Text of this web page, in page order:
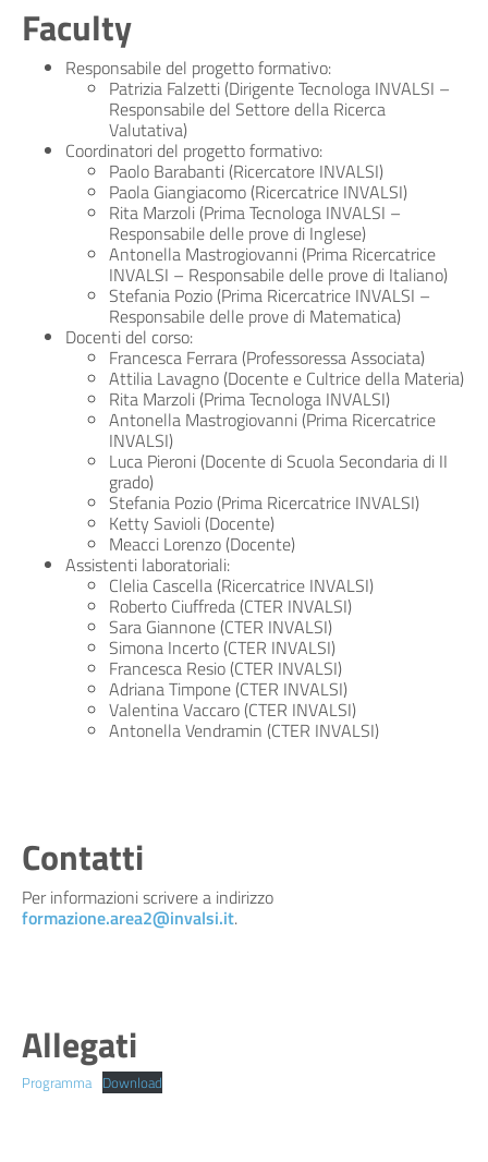
Faculty
Responsabile del progetto formativo:
Patrizia Falzetti (Dirigente Tecnologa INVALSI –
Responsabile del Settore della Ricerca
Valutativa)
Coordinatori del progetto formativo:
Paolo Barabanti (Ricercatore INVALSI)
Paola Giangiacomo (Ricercatrice INVALSI)
Rita Marzoli (Prima Tecnologa INVALSI –
Responsabile delle prove di Inglese)
Antonella Mastrogiovanni (Prima Ricercatrice
INVALSI – Responsabile delle prove di Italiano)
Stefania Pozio (Prima Ricercatrice INVALSI –
Responsabile delle prove di Matematica)
Docenti del corso:
Francesca Ferrara (Professoressa Associata)
Attilia Lavagno (Docente e Cultrice della Materia)
Rita Marzoli (Prima Tecnologa INVALSI)
Antonella Mastrogiovanni (Prima Ricercatrice
INVALSI)
Luca Pieroni (Docente di Scuola Secondaria di II
grado)
Stefania Pozio (Prima Ricercatrice INVALSI)
Ketty Savioli (Docente)
Meacci Lorenzo (Docente)
Assistenti laboratoriali:
Clelia Cascella (Ricercatrice INVALSI)
Roberto Ciuffreda (CTER INVALSI)
Sara Giannone (CTER INVALSI)
Simona Incerto (CTER INVALSI)
Francesca Resio (CTER INVALSI)
Adriana Timpone (CTER INVALSI)
Valentina Vaccaro (CTER INVALSI)
Antonella Vendramin (CTER INVALSI)
Contatti
Per informazioni scrivere a indirizzo
formazione.area2@invalsi.it.
Allegati
Programma Download